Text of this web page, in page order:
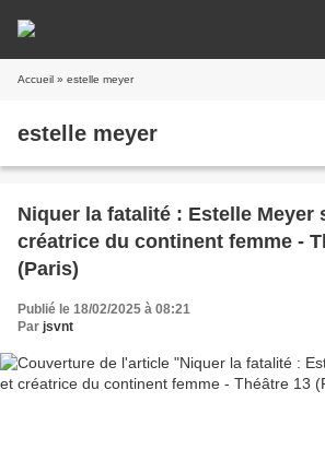
Accueil » estelle meyer
estelle meyer
Niquer la fatalité : Estelle Meyer
créatrice du continent femme -
(Paris)
Publié le 18/02/2025 à 08:21
Par jsvnt